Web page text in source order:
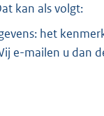
kan als volgt:
het
e-mailen u dan